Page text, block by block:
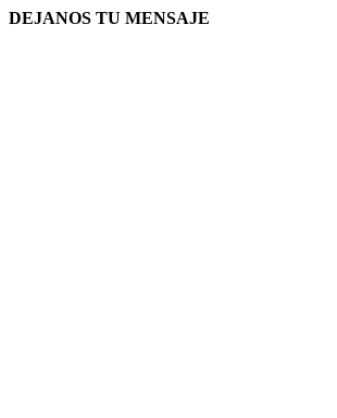
DEJANOS TU MENSAJE